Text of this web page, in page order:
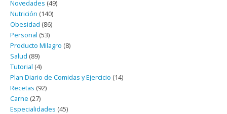
Novedades (49)
Nutrición (140)
Obesidad (86)
Personal (53)
Producto Milagro (8)
Salud (89)
Tutorial (4)
Plan Diario de Comidas y Ejercicio (14)
Recetas (92)
Carne (27)
Especialidades (45)